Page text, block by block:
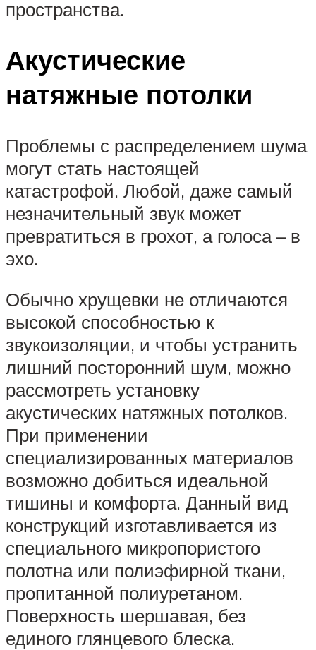
пространства.
Акустические
натяжные потолки
Проблемы с распределением шума
могут стать настоящей
катастрофой. Любой, даже самый
незначительный звук может
превратиться в грохот, а голоса – в
эхо.
Обычно хрущевки не отличаются
высокой способностью к
звукоизоляции, и чтобы устранить
лишний посторонний шум, можно
рассмотреть установку
акустических натяжных потолков.
При применении
специализированных материалов
возможно добиться идеальной
тишины и комфорта. Данный вид
конструкций изготавливается из
специального микропористого
полотна или полиэфирной ткани,
пропитанной полиуретаном.
Поверхность шершавая, без
единого глянцевого блеска.